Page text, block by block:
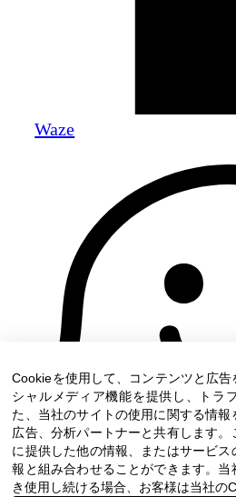
Waze
Cookieを使用して、コンテンツと広
シャルメディア機能を提供し、トラ
た、当社のサイトの使用に関する情報
広告、分析パートナーと共有します
に提供した他の情報、またはサービ
報と組み合わせることができます。
き使用し続ける場合、お客様は当社の